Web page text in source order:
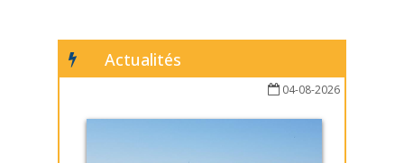
Actualités
04-08-2026